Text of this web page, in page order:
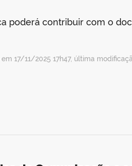
poderá contribuir com o
17/11/2025 17h47, última